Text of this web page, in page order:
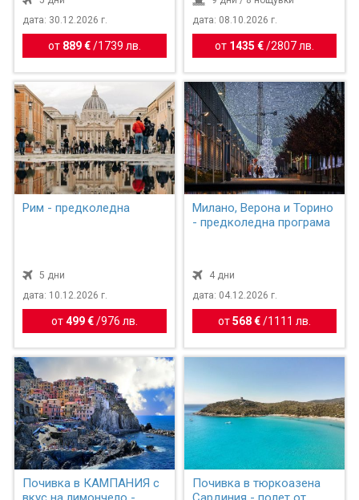
дата: 30.12.2026 г.
от 889 € / 1739 лв.
дата: 08.10.2026 г.
от 1435 €/2807 лв.
Рим - предколедна
5 дни
дата: 10.12.2026 г.
от499 € /976 лв.
Милано, Верона и Торино
- предколедна програма
4 дни
дата: 04.12.2026 г.
от568 €/ 1111 лв.
Почивка в КАМПАНИЯ с
Почивка в тюркоазена